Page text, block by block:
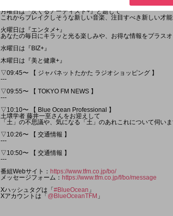
月曜日は『次くるアーティスト+』と題して
これからブレイクしそうな新しい音楽、注目すべき新しい才
火曜日は『エンタメ+』
あなたの毎日にキラッと光る楽しみや、お得な情報をプラスオ
水曜日は『BIZ+』
木曜日は『美と健康+』
▽09:45〜 【 ジャパネットたかた ラジオショッピング 】
---
▽09:55〜 【 TOKYO FM NEWS 】
---
▽10:10〜 【 Blue Ocean Professional 】
土壌学者 藤井一至さんをお迎えして
「土」の不思議や、気になる「土」のあれこれについて伺いま
▽10:26〜 【 交通情報 】
---
▽10:50〜 【 交通情報 】
---
番組Webサイト： https://www.tfm.co.jp/bo/
メッセージフォーム： https://www.tfm.co.jp/f/bo/message
Xハッシュタグは「 #BlueOcean 」
Xアカウントは「 @BlueOceanTFM 」